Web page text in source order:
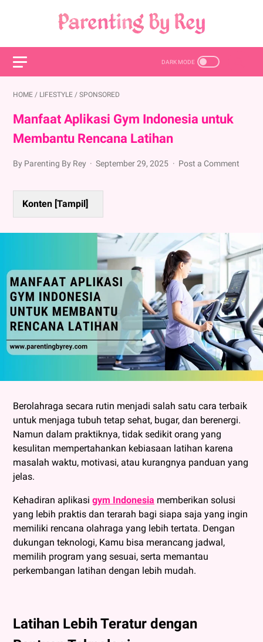
HOME / LIFESTYLE / SPONSORED
Manfaat Aplikasi Gym Indonesia untuk
Membantu Rencana Latihan
By Parenting By Rey September 29, 2025 Post a Comment
Konten [Tampil]
Berolahraga secara rutin menjadi salah satu cara terbaik
untuk menjaga tubuh tetap sehat, bugar, dan berenergi.
Namun dalam praktiknya, tidak sedikit orang yang
kesulitan mempertahankan kebiasaan latihan karena
masalah waktu, motivasi, atau kurangnya panduan yang
jelas.
Kehadiran aplikasi gym Indonesia memberikan solusi
yang lebih praktis dan terarah bagi siapa saja yang ingin
memiliki rencana olahraga yang lebih tertata. Dengan
dukungan teknologi, Kamu bisa merancang jadwal,
memilih program yang sesuai, serta memantau
perkembangan latihan dengan lebih mudah.
Latihan Lebih Teratur dengan